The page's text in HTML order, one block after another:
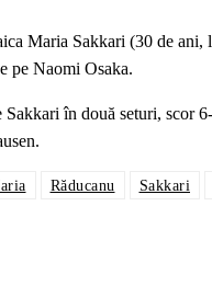
Maria Sakkari (30 de
pe Naomi Osaka.
în două seturi, scor
Răducanu Sakkari